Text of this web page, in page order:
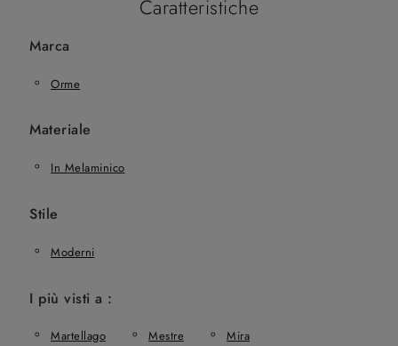
Caratteristiche
Marca
Orme
Materiale
In Melaminico
Stile
Moderni
I più visti a :
Martellago Mestre Mira